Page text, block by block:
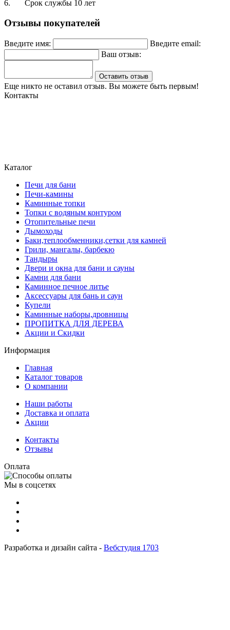
6. Срок службы 10 лет
Отзывы покупателей
Введите имя:
Введите email:
Ваш отзыв:
Оставить отзыв
Еще никто не оставил отзыв. Вы можете быть первым!
Контакты
Каталог
Печи для бани
Печи-камины
Каминные топки
Топки с водяным контуром
Отопительные печи
Дымоходы
Баки,теплообменники,сетки для камней
Грили, мангалы, барбекю
Тандыры
Двери и окна для бани и сауны
Камни для бани
Каминное печное литье
Аксессуары для бань и саун
Купели
Каминные наборы,дровницы
ПРОПИТКА ДЛЯ ДЕРЕВА
Акции и Скидки
Информация
Главная
Каталог товаров
О компании
Наши работы
Доставка и оплата
Акции
Контакты
Отзывы
Оплата
Мы в соцсетях
Разработка и дизайн сайта - Вебстудия 1703